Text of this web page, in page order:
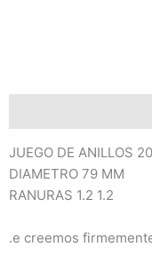
JUEGO DE ANILLOS
DIAMETRO 79 MM
RANURAS 1.2 1.2
.e creemos